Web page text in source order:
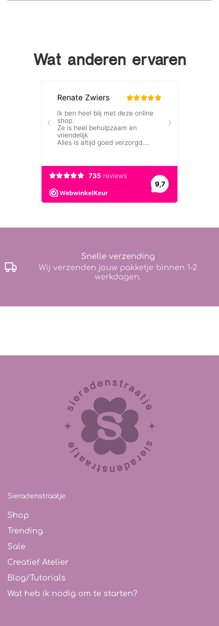
Wat anderen ervaren
Snelle verzending
Wij verzenden jouw pakketje binnen 1-2
werkdagen.
Sieradenstraatje
Shop
Trending
Sale
Creatief Atelier
Blog/Tutorials
Wat heb ik nodig om te starten?